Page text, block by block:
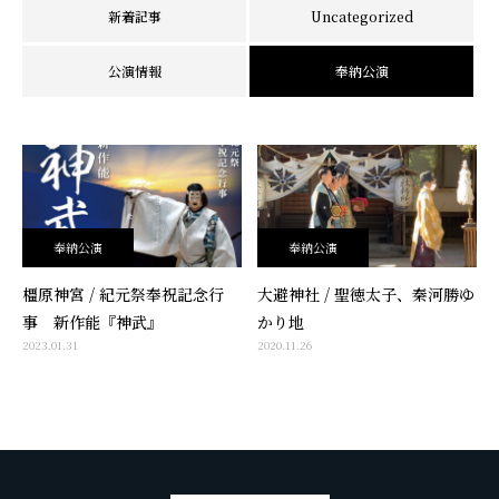
新着記事 Uncategorized
公演情報 奉納公演
奉納公演
橿原神宮 / 紀元祭奉祝記念行
事 新作能『神武』
2023.01.31
奉納公演
大避神社 / 聖徳太子、秦河勝ゆ
かり地
2020.11.26